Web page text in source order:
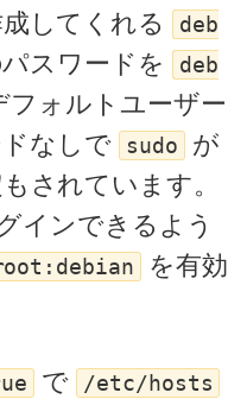
してくれる deb
スワードを deb
ォルトユーザー
なしで sudo
が
されています。
インできるよう
を有効
で /etc/hosts